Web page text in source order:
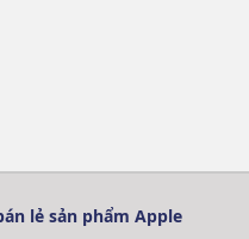
lẻ sản phẩm Apple